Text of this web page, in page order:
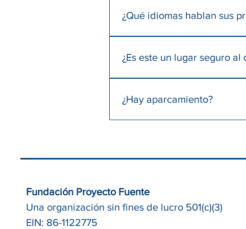
Médicos residentes de medicina
¿Qué idiomas hablan sus
¿Es este un lugar seguro al
guardia de seguridad en la
¿Hay aparcamiento?
Fundación Proyecto Fuente
Una organización sin fines de lucro 501(c)(3)
EIN: 86-1122775